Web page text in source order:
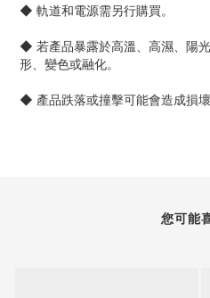
◆ 軌道和電源需另行購買。
◆ 若產品暴露於高溫、高濕、陽
形、變色或融化。
◆ 產品跌落或撞擊可能會造成損壞
您可能